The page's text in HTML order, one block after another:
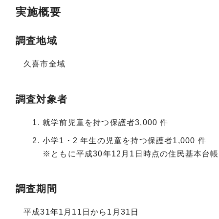
実施概要
調査地域
久喜市全域
調査対象者
就学前児童を持つ保護者3,000 件
小学1・2 年生の児童を持つ保護者1,000 件
※ともに平成30年12月1日時点の住民基本台
調査期間
平成31年1月11日から1月31日